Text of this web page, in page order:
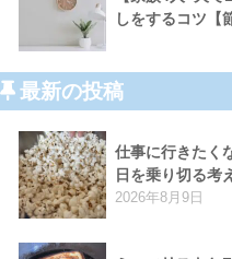
しをするコツ【
最新の投稿
仕事に行きたく
日を乗り切る考
2026年8月9日